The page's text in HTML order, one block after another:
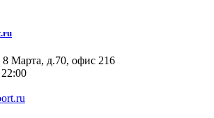
8 Марта, д.70, офис 216